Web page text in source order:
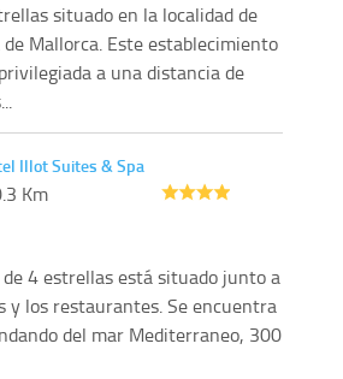
situado en la localidad de
Mallorca. Este establecimiento
a una distancia de
Illot Suites & Spa
Km
4 estrellas está situado junto a
y los restaurantes. Se encuentra
del mar Mediterraneo, 300